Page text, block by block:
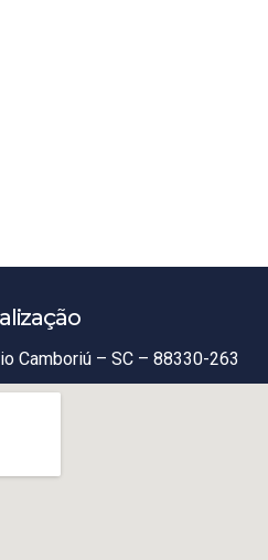
Camboriú – SC – 88330-263